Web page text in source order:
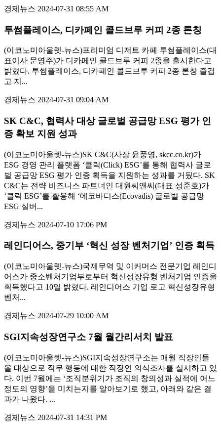
경제뉴스 2024-07-31 08:55 AM
투썸플레이스, 디카페인 콜드브루 커피 2종 론칭
(이코노미아울렛-뉴스)프리미엄 디저트 카페 투썸플레이스(대
표이사 문영주)가 디카페인 콜드브루 커피 2종을 출시한다고
밝혔다. 투썸플레이스, 디카페인 콜드브루 커피 2종 론칭 즐겁
고 지...
경제뉴스 2024-07-31 09:04 AM
SK C&C, 협력사 대상 글로벌 공급망 ESG 평가 인
증 확보 지원 성과
(이코노미아울렛-뉴스)SK C&C(사장 윤풍영, skcc.co.kr)가
ESG 경영 관리 플랫폼 ‘클릭(Click) ESG’를 통해 협력사 글로
벌 공급망 ESG 평가 인증 획득을 지원하는 성과를 거뒀다. SK
C&C는 전략 비즈니스 파트너인 대원씨앤씨(대표 성준호)가
‘클릭 ESG’를 활용해 ‘에코바디스(Ecovadis) 글로벌 공급망
ESG 실버...
경제뉴스 2024-07-10 17:06 PM
레인디어스, 중기부 ‘혁신 성장 벤처기업’ 인증 획득
(이코노미아울렛-뉴스)국제무역 및 이커머스 전문기업 레인디
어스가 중소벤처기업부로부터 혁신성장유형 벤처기업 인증을
획득했다고 10일 밝혔다. 레인디어스 기업 로고 혁신성장유형
벤처...
경제뉴스 2024-07-29 10:00 AM
SGI지속성장연구소 7월 월간리서치 발표
(이코노미아울렛-뉴스)SGI지속성장연구소는 매월 직장인들
을 대상으로 직무 행동에 대한 직장인 의식조사를 실시하고 있
다. 이번 7월에는 ‘조직분위기가 조직의 창의성과 실적에 어느
정도의 영향’을 미치는지를 알아보기로 했고, 아래와 같은 결
과가 나왔다. ...
경제뉴스 2024-07-31 14:31 PM